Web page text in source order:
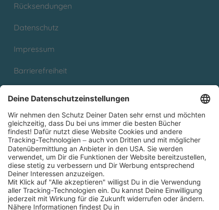
Rücksendungen
Datenschutz
Impressum
Barrierefreiheit
Partnerprogramm (Affiliate)
Folge uns auf
* Versandkostenfrei ab 9,00 € Bestellwert innerhalb